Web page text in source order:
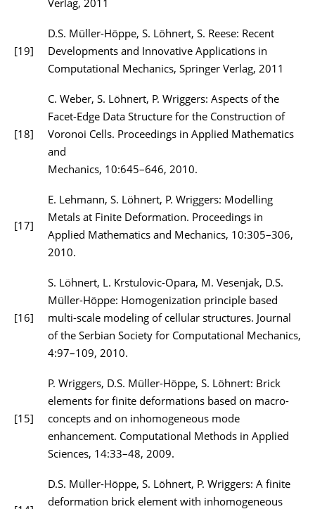
Verlag, 2011
[19]
D.S. Müller-Höppe, S. Löhnert, S. Reese: Recent
Developments and Innovative Applications in
Computational Mechanics, Springer Verlag, 2011
[18]
C. Weber, S. Löhnert, P. Wriggers: Aspects of the
Facet-Edge Data Structure for the Construction of
Voronoi Cells. Proceedings in Applied Mathematics
and
Mechanics, 10:645–646, 2010.
[17]
E. Lehmann, S. Löhnert, P. Wriggers: Modelling
Metals at Finite Deformation. Proceedings in
Applied Mathematics and Mechanics, 10:305–306,
2010.
[16]
S. Löhnert, L. Krstulovic-Opara, M. Vesenjak, D.S.
Müller-Höppe: Homogenization principle based
multi-scale modeling of cellular structures. Journal
of the Serbian Society for Computational Mechanics,
4:97–109, 2010.
[15]
P. Wriggers, D.S. Müller-Höppe, S. Löhnert: Brick
elements for finite deformations based on macro-
concepts and on inhomogeneous mode
enhancement. Computational Methods in Applied
Sciences, 14:33–48, 2009.
D.S. Müller-Höppe, S. Löhnert, P. Wriggers: A finite
deformation brick element with inhomogeneous